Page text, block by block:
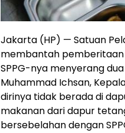
Jakarta (HP) — Satuan
membantah pemberitaan
SPPG-nya menyerang
Muhammad Ichsan,
dirinya tidak berada di
makanan dari dapur
bersebelahan dengan